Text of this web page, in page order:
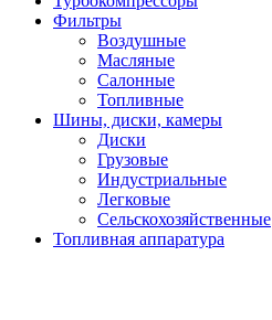
Фильтры
Воздушные
Масляные
Салонные
Топливные
Шины, диски, камеры
Диски
Грузовые
Индустриальные
Легковые
Сельскохозяйственные
Топливная аппаратура